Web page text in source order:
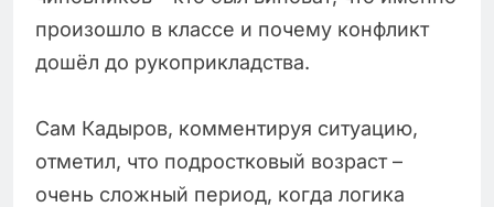
произошло в классе и почему конфликт
дошёл до рукоприкладства.
Сам Кадыров, комментируя ситуацию,
отметил, что подростковый возраст –
очень сложный период, когда логика